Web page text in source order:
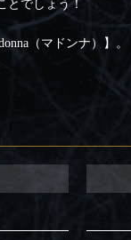
とでしょう！
（マドンナ）】。